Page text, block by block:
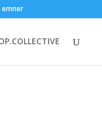
emner